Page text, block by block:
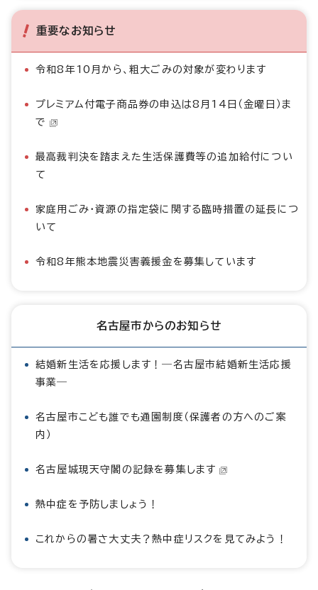
重要なお知らせ
令和8年10月から、粗大ごみの対象が変わります
プレミアム付電子商品券の申込は8月14日（金曜日）ま
で
最高裁判決を踏まえた生活保護費等の追加給付につい
て
家庭用ごみ・資源の指定袋に関する臨時措置の延長につ
いて
令和8年熊本地震災害義援金を募集しています
名古屋市からのお知らせ
結婚新生活を応援します！―名古屋市結婚新生活応援
事業―
名古屋市こども誰でも通園制度（保護者の方へのご案
内）
名古屋城現天守閣の記録を募集します
熱中症を予防しましょう！
これからの暑さ大丈夫？熱中症リスクを見てみよう！